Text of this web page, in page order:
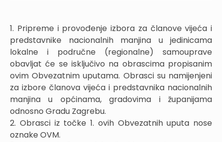
1. Pripreme i provođenje izbora za članove vijeća i
predstavnike nacionalnih manjina u jedinicama
lokalne i područne (regionalne) samouprave
obavljat će se isključivo na obrascima propisanim
ovim Obvezatnim uputama. Obrasci su namijenjeni
za izbore članova vijeća i predstavnika nacionalnih
manjina u općinama, gradovima i županijama
odnosno Gradu Zagrebu.
2. Obrasci iz točke 1. ovih Obvezatnih uputa nose
oznake OVM.